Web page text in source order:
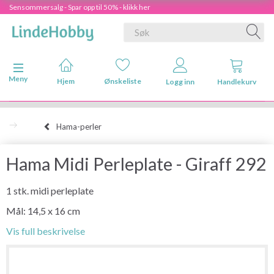
Sensommersalg - Spar opp til 50% - klikk her
Veksle navigasjon
Meny
Hjem Ønskeliste Logg inn Handlekurv
Hama-perler
Hama Midi Perleplate - Giraff 292
1 stk. midi perleplate
Mål: 14,5 x 16 cm
Vis full beskrivelse